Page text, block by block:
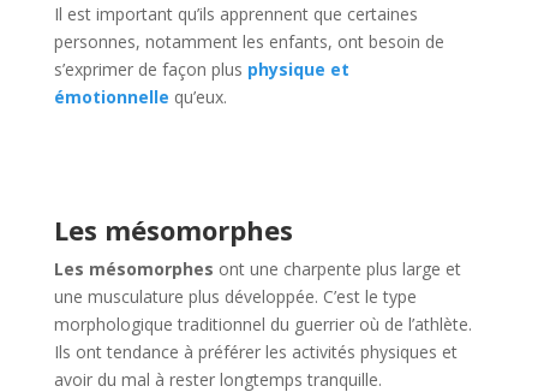
Il est important qu’ils apprennent que certaines
personnes, notamment les enfants, ont besoin de
s’exprimer de façon plus physique et
émotionnelle qu’eux.
Les mésomorphes
Les mésomorphes ont une charpente plus large et
une musculature plus développée. C’est le type
morphologique traditionnel du guerrier où de l’athlète.
Ils ont tendance à préférer les activités physiques et
avoir du mal à rester longtemps tranquille.